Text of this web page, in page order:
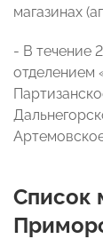
магазинах
- В течение
Список